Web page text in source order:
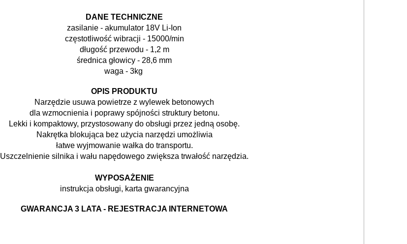
DANE TECHNICZNE
zasilanie - akumulator 18V Li-Ion
częstotliwość wibracji - 15000/min
długość przewodu - 1,2 m
średnica głowicy - 28,6 mm
waga - 3kg
OPIS PRODUKTU
Narzędzie usuwa powietrze z wylewek betonowych
dla wzmocnienia i poprawy spójności struktury betonu.
Lekki i kompaktowy, przystosowany do obsługi przez jedną osobę.
Nakrętka blokująca bez użycia narzędzi umożliwia
łatwe wyjmowanie wałka do transportu.
Uszczelnienie silnika i wału napędowego zwiększa trwałość narzędzia.
WYPOSAŻENIE
instrukcja obsługi, karta gwarancyjna
GWARANCJA 3 LATA - REJESTRACJA INTERNETOWA